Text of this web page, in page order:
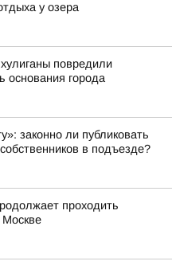
у озера
повредили
основания города
законно ли публиковать
в подъезде?
проходить